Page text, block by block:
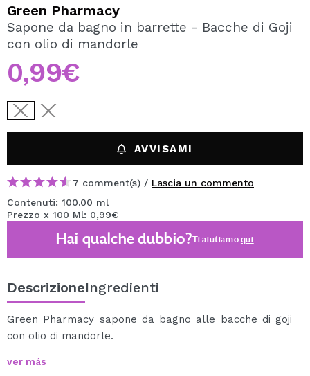
Creando un account su Maquibeauty.it potrai fare i tuoi
acquisti velocemente, controllare lo stato dei tuoi ordini e
Green Pharmacy
Sapone da bagno in barrette - Bacche di Goji
con olio di mandorle
0,99€
AVVISAMI
7 comment(s) / Lascia un commento
Contenuti: 100.00 ml
Prezzo x 100 Ml: 0,99€
Hai qualche dubbio?Ti aiutiamoqui
DescrizioneIngredienti
Green Pharmacy sapone da bagno alle bacche di goji
con olio di mandorle.
proprietà naturali che ciascuno dei saponi da bagno
ver más